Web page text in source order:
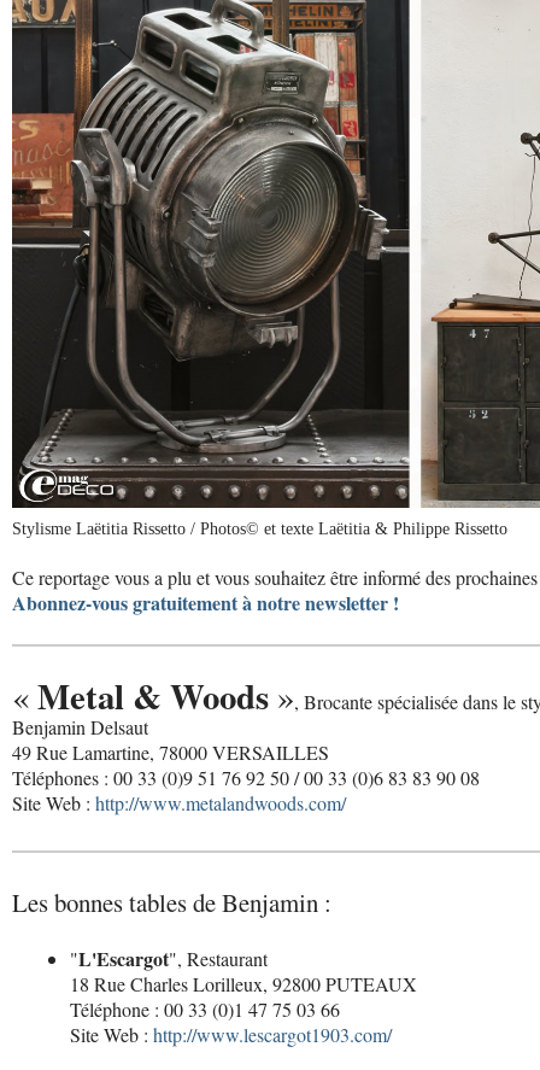
Stylisme Laëtitia Rissetto / Photos© et texte Laëtitia & Philippe Rissetto
Ce reportage vous a plu et vous souhaitez être informé des
Abonnez-vous gratuitement à notre newsletter !
«Metal & Woods », Brocante spécialisée dans le
Benjamin Delsaut
49 Rue Lamartine, 78000 VERSAILLES
Téléphones : 00 33 (0)9 51 76 92 50 / 00 33 (0)6 83 83 90 08
Site Web : http://www.metalandwoods.com/
Les bonnes tables de Benjamin :
"L'Escargot", Restaurant
18 Rue Charles Lorilleux, 92800 PUTEAUX
Téléphone : 00 33 (0)1 47 75 03 66
Site Web : http://www.lescargot1903.com/